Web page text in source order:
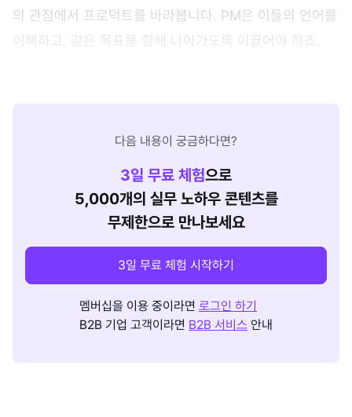
의 관점에서 프로덕트를 바라봅니다. PM은 이들의 언어를
이해하고, 같은 목표를 향해 나아가도록 이끌어야 하죠.
다음 내용이 궁금하다면?
3일 무료 체험으로
5,000개의 실무 노하우 콘텐츠를
무제한으로 만나보세요
3일 무료 체험 시작하기
멤버십을 이용 중이라면 로그인 하기
B2B 기업 고객이라면 B2B 서비스 안내